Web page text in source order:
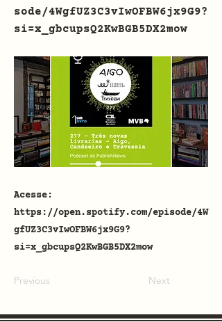
sode/4WgfUZ3C3vIwOFBW6jx9G9?
si=x_gbcupsQ2KwBGB5DX2mow
Acesse:
https://open.spotify.com/episode/4W
gfUZ3C3vIwOFBW6jx9G9?
si=x_gbcupsQ2KwBGB5DX2mow
Previous Next